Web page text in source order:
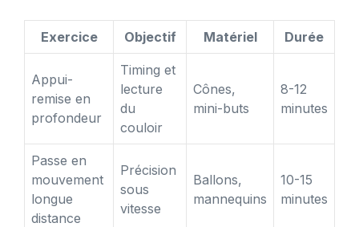
Exercice Objectif Matériel Durée
Appui-
remise en
profondeur
Timing et
lecture
du
couloir
Cônes,
mini-buts
8-12
minutes
Passe en
mouvement
longue
distance
Précision
sous
vitesse
Ballons,
mannequins
10-15
minutes